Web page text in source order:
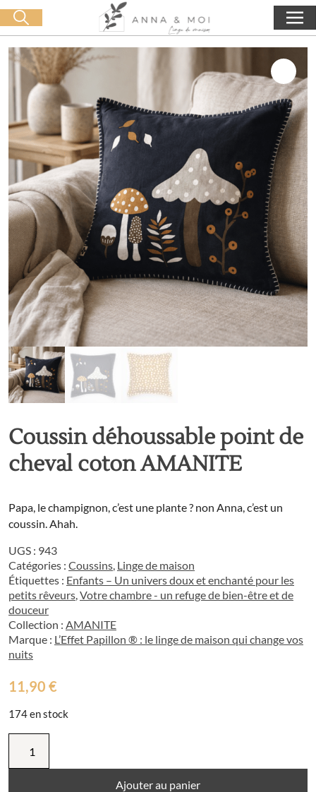
Livraison offerte dès 60€ d'achat 0,00€
Lancer la recherche
Coussin déhoussable point de
cheval coton AMANITE
Papa, le champignon, c’est une plante ? non Anna, c’est un
coussin. Ahah.
UGS : 943
Catégories : Coussins, Linge de maison
Étiquettes : Enfants – Un univers doux et enchanté pour les
petits rêveurs,Votre chambre - un refuge de bien-être et de
douceur
Collection : AMANITE
Marque : L’Effet Papillon ® : le linge de maison qui change vos
nuits
11,90 €
174 en stock
Coussin
Ajouter au panier